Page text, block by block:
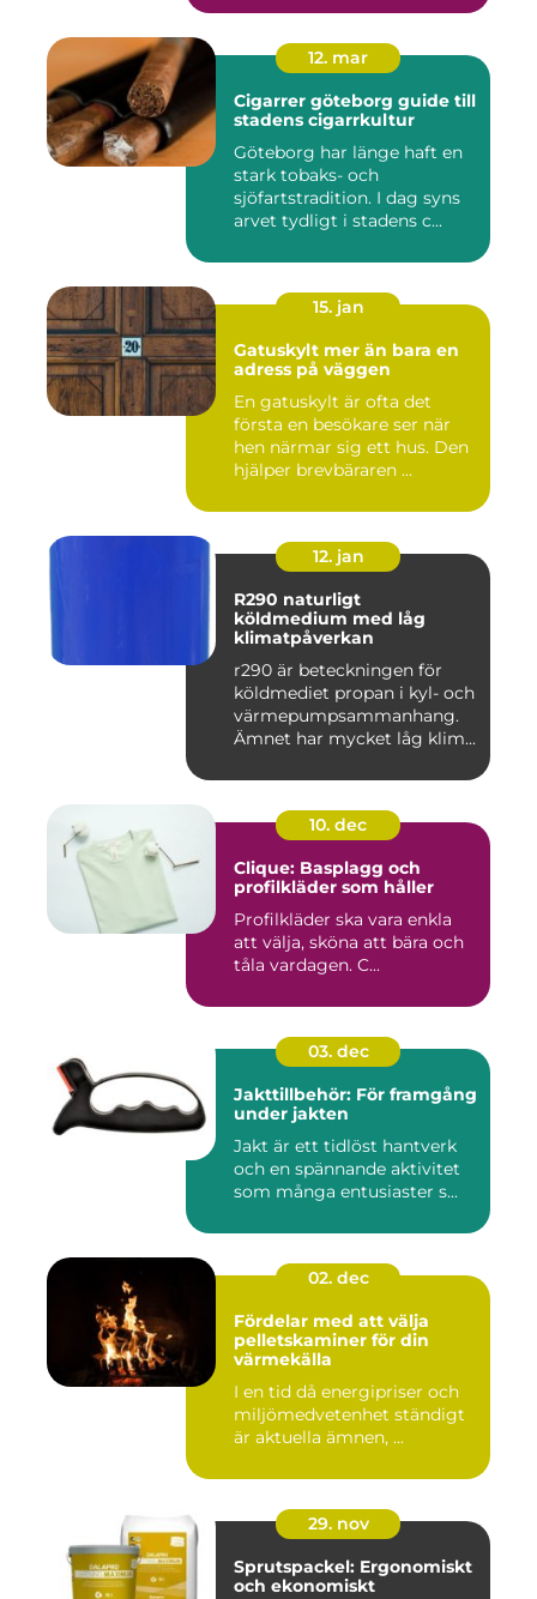
12. mar
Cigarrer göteborg guide till
stadens cigarrkultur
Göteborg har länge haft en
stark tobaks- och
sjöfartstradition. I dag syns
arvet tydligt i stadens c...
15. jan
Gatuskylt mer än bara en
adress på väggen
En gatuskylt är ofta det
första en besökare ser när
hen närmar sig ett hus. Den
hjälper brevbäraren ...
12. jan
R290 naturligt
köldmedium med låg
klimatpåverkan
r290 är beteckningen för
köldmediet propan i kyl- och
värmepumpsammanhang.
Ämnet har mycket låg klim...
10. dec
Clique: Basplagg och
profilkläder som håller
Profilkläder ska vara enkla
att välja, sköna att bära och
tåla vardagen. C...
03. dec
Jakttillbehör: För framgång
under jakten
Jakt är ett tidlöst hantverk
och en spännande aktivitet
som många entusiaster s...
02. dec
Fördelar med att välja
pelletskaminer för din
värmekälla
I en tid då energipriser och
miljömedvetenhet ständigt
är aktuella ämnen, ...
29. nov
Sprutspackel: Ergonomiskt
och ekonomiskt